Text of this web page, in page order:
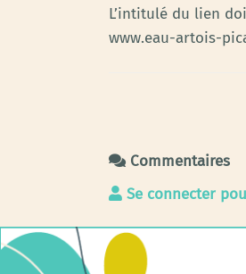
L’intitulé du lien
www.eau-artois-
Commentaires
Se connecter